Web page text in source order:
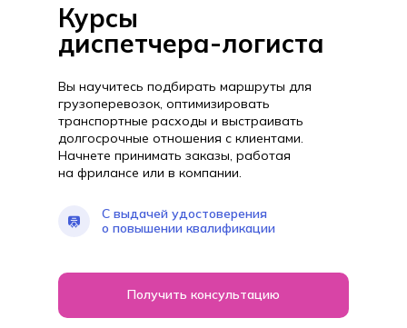
Курсы
диспетчера-логиста
Получить консультацию
Вы научитесь подбирать маршруты для
грузоперевозок, оптимизировать
транспортные расходы и выстраивать
долгосрочные отношения с клиентами.
Начнете принимать заказы, работая
на фрилансе или в компании.
С выдачей удостоверения
о повышении квалификации